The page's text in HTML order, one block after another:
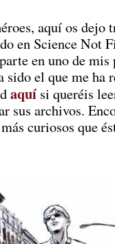
aquí os dejo
en Science Not
en uno de mis
el que me ha
aquí si queréis
sus archivos.
curiosos que